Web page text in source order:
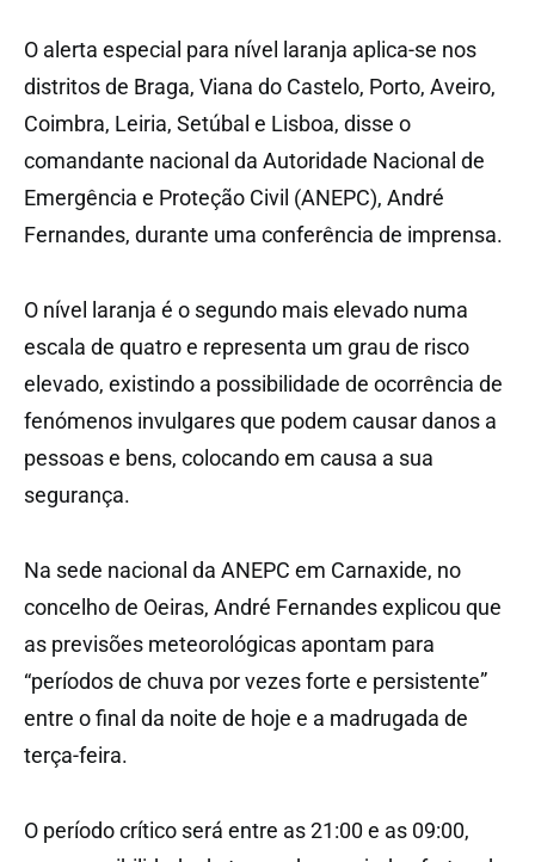
O alerta especial para nível laranja aplica-se nos
distritos de Braga, Viana do Castelo, Porto, Aveiro,
Coimbra, Leiria, Setúbal e Lisboa, disse o
comandante nacional da Autoridade Nacional de
Emergência e Proteção Civil (ANEPC), André
Fernandes, durante uma conferência de imprensa.
O nível laranja é o segundo mais elevado numa
escala de quatro e representa um grau de risco
elevado, existindo a possibilidade de ocorrência de
fenómenos invulgares que podem causar danos a
pessoas e bens, colocando em causa a sua
segurança.
Na sede nacional da ANEPC em Carnaxide, no
concelho de Oeiras, André Fernandes explicou que
as previsões meteorológicas apontam para
“períodos de chuva por vezes forte e persistente”
entre o final da noite de hoje e a madrugada de
terça-feira.
O período crítico será entre as 21:00 e as 09:00,